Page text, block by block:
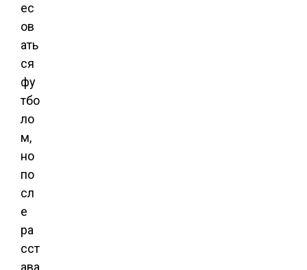
ес
ов
ать
ся
фу
тбо
ло
м,
но
по
сл
е
ра
сст
ава